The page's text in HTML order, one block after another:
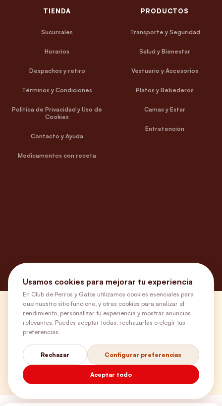
TIENDA
Sucursales
Horarios
Despachos y retiro
Términos y Condiciones
Política de Privacidad y Uso de
Cookies
Contacto y Ayuda
Medicamentos con receta
PRODUCTOS
Transporte y Seguridad
Salud y Bienestar
Vestuario y Accesorios
Platos y Bebederos
Camas y Estar
Entretención
¿Necesitas ayuda?
Envíos Gratis
+56 9 5646 8188
Usamos cookies para mejorar tu experiencia
En Club de Perros y Gatos utilizamos cookies esenciales para
que nuestro sitio funcione, y otras cookies para analizar el
rendimiento, personalizar tu experiencia y mostrar anuncios
relevantes. Puedes aceptar todas, rechazarlas o elegir tus
preferencias.
Rechazar Configurar preferencias
Aceptar todo